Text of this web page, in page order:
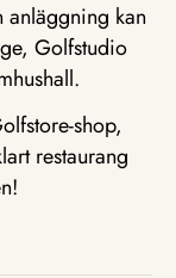
anläggning kan
Golfstudio
shop,
restaurang